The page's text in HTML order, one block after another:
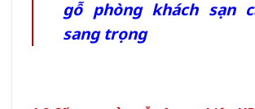
gỗ phòng khách sạn
sang trọng